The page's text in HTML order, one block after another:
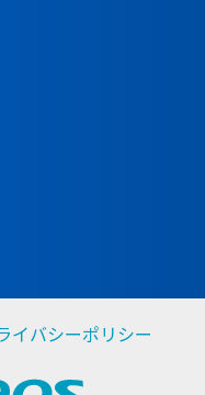
イバシーポリシー